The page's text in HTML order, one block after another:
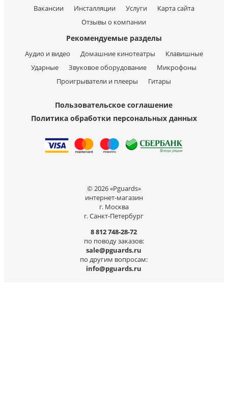
Вакансии
Инсталляции Услуги
Карта сайта
Отзывы о компании
Рекомендуемые разделы
Аудио и видео Домашние кинотеатры
Клавишные
Ударные
Звуковое оборудование
Микрофоны
Проигрыватели и плееры
Гитары
Пользовательское соглашение
Политика обработки персональных данных
© 2026 «Pguards»
интернет-магазин
г. Москва
г. Санкт-Петербург
8 812 748-28-72
по поводу заказов:
sale@pguards.ru
по другим вопросам:
info@pguards.ru